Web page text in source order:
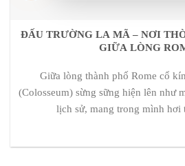
ĐẤU TRƯỜNG LA MÃ – NƠI
GIỮA LÒNG
Giữa lòng thành phố Rome cổ
(Colosseum) sừng sững hiện lên như
lịch sử, mang trong mình hơi